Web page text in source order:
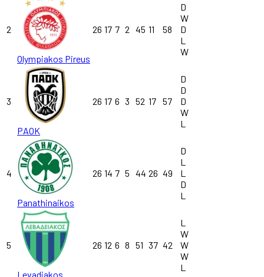
2
Olympiakos Pireus
26 17 7 2 45 11 58
D
W
D
L
W
3
PAOK
26 17 6 3 52 17 57
D
D
D
W
L
4
Panathinaikos
26 14 7 5 44 26 49
D
L
L
D
L
5
Levadiakos
26 12 6 8 51 37 42
L
W
W
W
L